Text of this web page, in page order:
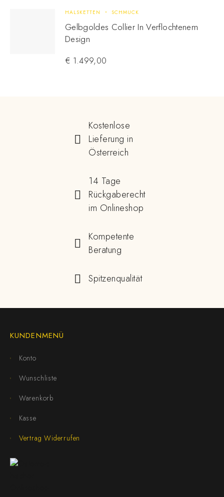
HALSKETTEN SCHMUCK
Gelbgoldes Collier In Verflochtenem
Design
€ 1.499,00
Kostenlose
Lieferung in
Österreich
14 Tage
Rückgaberecht
im Onlineshop
Kompetente
Beratung
Spitzenqualität
KUNDENMENÜ
Konto
Wunschliste
Warenkorb
Kasse
Vertrag Widerrufen